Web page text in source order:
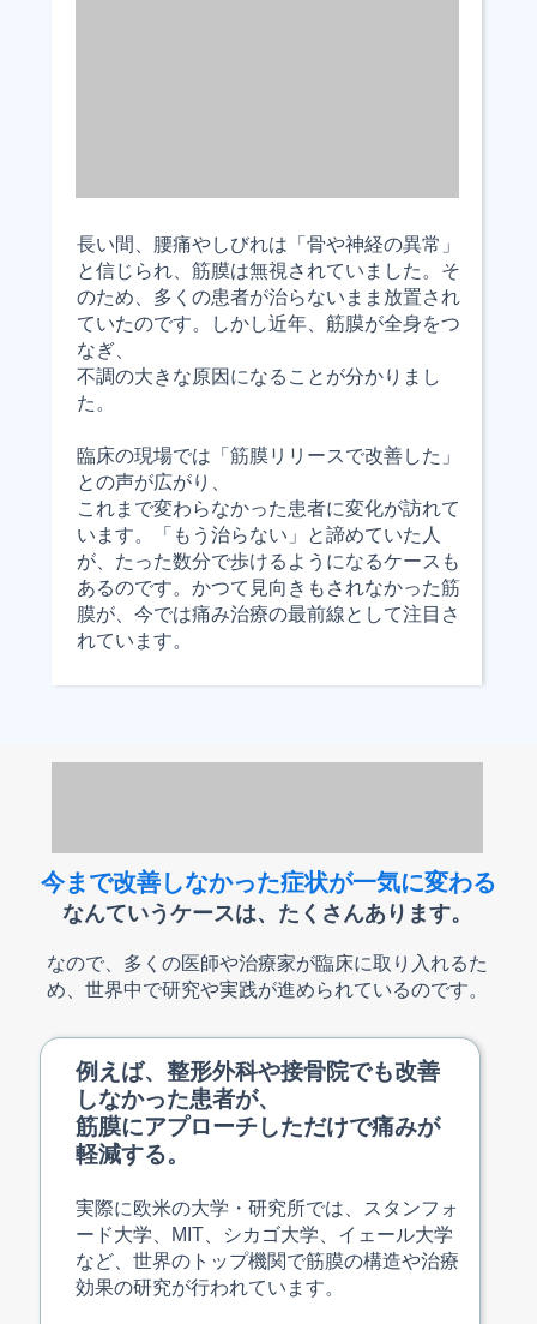
長い間、腰痛やしびれは「骨や神経の異常」
と信じられ、筋膜は無視されていました。そ
のため、多くの患者が治らないまま放置され
ていたのです。しかし近年、筋膜が全身をつ
なぎ、
不調の大きな原因になることが分かりまし
た。
臨床の現場では「筋膜リリースで改善した」
との声が広がり、
これまで変わらなかった患者に変化が訪れて
います。「もう治らない」と諦めていた人
が、たった数分で歩けるようになるケースも
あるのです。かつて見向きもされなかった筋
膜が、今では痛み治療の最前線として注目さ
れています。
今まで改善しなかった症状が一気に変わる
なんていうケースは、たくさんあります。
なので、多くの医師や治療家が臨床に取り入れるた
め、世界中で研究や実践が進められているのです。
例えば、整形外科や接骨院でも改善
しなかった患者が、
筋膜にアプローチしただけで痛みが
軽減する。
実際に欧米の大学・研究所では、スタンフォ
ード大学、MIT、シカゴ大学、イェール大学
など、世界のトップ機関で筋膜の構造や治療
効果の研究が行われています。